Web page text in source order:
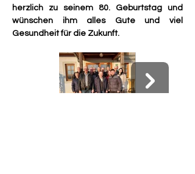
herzlich zu seinem 80. Geburtstag und
wünschen ihm alles Gute und viel
Gesundheit für die Zukunft.